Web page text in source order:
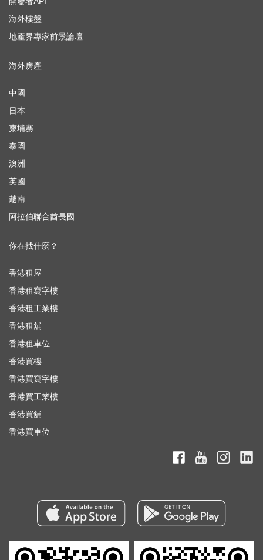
海外樓盤
地產界專家前景論壇
海外房產
中國
日本
柬埔寨
泰國
澳洲
英國
越南
阿拉伯聯合酋長國
你在找什麼？
香港租屋
香港租寫字樓
香港租工業樓
香港租舖
香港租車位
香港買樓
香港買寫字樓
香港買工業樓
香港買舖
香港買車位